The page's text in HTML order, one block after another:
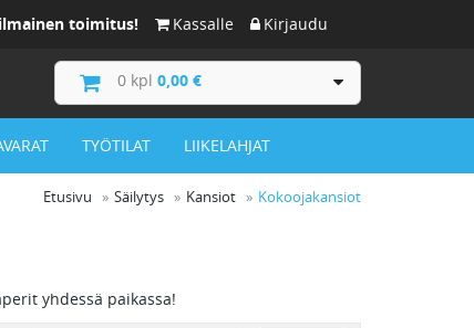
ilmainen toimitus! Kassalle Kirjaudu
0kpl 0,00 €
TYÖTILAT LIIKELAHJAT
Etusivu Säilytys Kansiot Kokoojakansiot
yhdessä paikassa!